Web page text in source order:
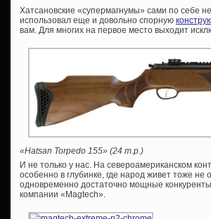
Хатсановские «супермагнумы» сами по себе
использовал еще и довольно спорную
вам. Для многих на первое место выходит
«Hatsan Torpedo 155» (24 т.р.)
И не только у нас. На североамериканском
особенно в глубинке, где народ живет тоже
одновременно достаточно мощные
компании «Magtech».